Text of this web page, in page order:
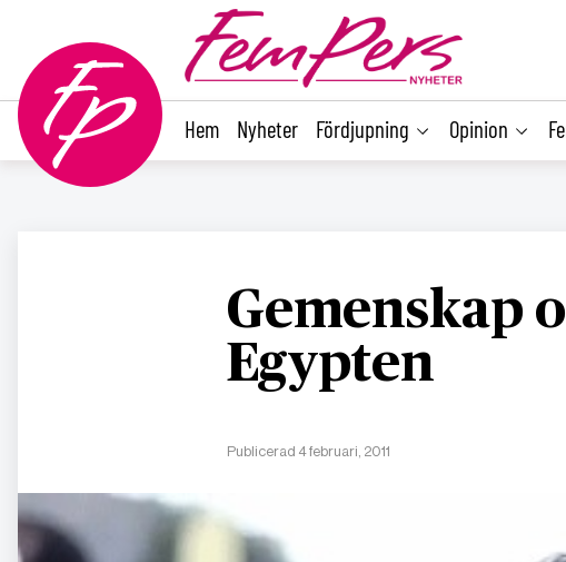
Hem Nyheter Fördjupning Opinion
Gemenskap
Egypten
Publicerad 4 februari, 2011